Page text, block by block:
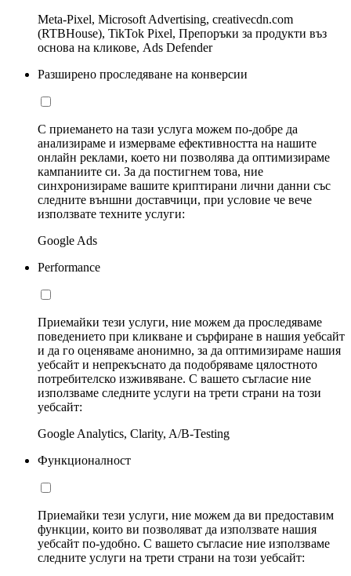
Meta-Pixel, Microsoft Advertising, creativecdn.com
(RTBHouse), TikTok Pixel, Препоръки за продукти въз
основа на кликове, Ads Defender
Разширено проследяване на конверсии
С приемането на тази услуга можем по-добре да
анализираме и измерваме ефективността на нашите
онлайн реклами, което ни позволява да оптимизираме
кампаниите си. За да постигнем това, ние
синхронизираме вашите криптирани лични данни със
следните външни доставчици, при условие че вече
използвате техните услуги:
Google Ads
Performance
Приемайки тези услуги, ние можем да проследяваме
поведението при кликване и сърфиране в нашия уебсайт
и да го оценяваме анонимно, за да оптимизираме нашия
уебсайт и непрекъснато да подобряваме цялостното
потребителско изживяване. С вашето съгласие ние
използваме следните услуги на трети страни на този
уебсайт:
Google Analytics, Clarity, A/B-Testing
Функционалност
Приемайки тези услуги, ние можем да ви предоставим
функции, които ви позволяват да използвате нашия
уебсайт по-удобно. С вашето съгласие ние използваме
следните услуги на трети страни на този уебсайт: